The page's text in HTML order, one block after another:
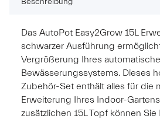
Das AutoPot Easy2Grow 15L
schwarzer Ausführung
Vergrößerung Ihres
Bewässerungssystems. Dieses
Zubehör-Set enthält alles für die
Erweiterung Ihres Indoor-
zusätzlichen 15L Topf können